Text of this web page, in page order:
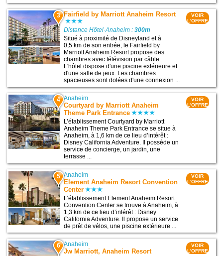
3 Fairfield by Marriott Anaheim Resort
Distance Hôtel-Anaheim :300m
Situé à proximité de Disneyland et à
0,5 km de son entrée, le Fairfield by
Marriott Anaheim Resort propose des
chambres avec télévision par câble.
L'hôtel dispose d'une piscine extérieure et
d'une salle de jeux. Les chambres
spacieuses sont dotées d'une connexion ...
VOIR
L'OFFRE
4 Anaheim
Courtyard by Marriott Anaheim
Theme Park Entrance
L’établissement Courtyard by Marriott
Anaheim Theme Park Entrance se situe à
Anaheim, à 1,6 km de ce lieu d’intérêt :
Disney California Adventure. Il possède un
service de concierge, un jardin, une
terrasse ...
VOIR
L'OFFRE
5 Anaheim
Element Anaheim Resort Convention
Center
L’établissement Element Anaheim Resort
Convention Center se trouve à Anaheim, à
1,3 km de ce lieu d’intérêt : Disney
California Adventure. Il propose un service
de prêt de vélos, une piscine extérieure ...
VOIR
L'OFFRE
6 Anaheim
Jw Marriott, Anaheim Resort
VOIR
L'OFFRE